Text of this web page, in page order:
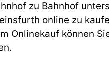
zu Bahnhof
online zu
Onlinekauf können